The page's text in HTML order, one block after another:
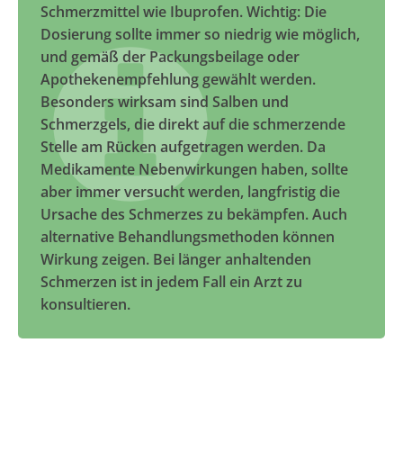
Schmerzmittel wie Ibuprofen. Wichtig: Die
Dosierung sollte immer so niedrig wie möglich,
und gemäß der Packungsbeilage oder
Apothekenempfehlung gewählt werden.
Besonders wirksam sind Salben und
Schmerzgels, die direkt auf die schmerzende
Stelle am Rücken aufgetragen werden. Da
Medikamente Nebenwirkungen haben, sollte
aber immer versucht werden, langfristig die
Ursache des Schmerzes zu bekämpfen. Auch
alternative Behandlungsmethoden können
Wirkung zeigen. Bei länger anhaltenden
Schmerzen ist in jedem Fall ein Arzt zu
konsultieren.